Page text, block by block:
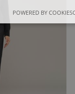
POWERED BY